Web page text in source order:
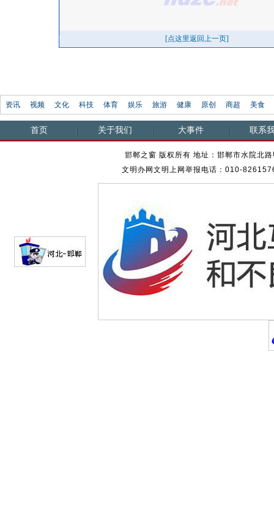
资讯 视频 文化 科技 体育 娱乐 旅游 健康 原创 商超 美食
首页 关于我们 大事件 联系
邯郸之窗 版权所有 地址：邯郸市水院北
文明办网文明上网举报电话：010-